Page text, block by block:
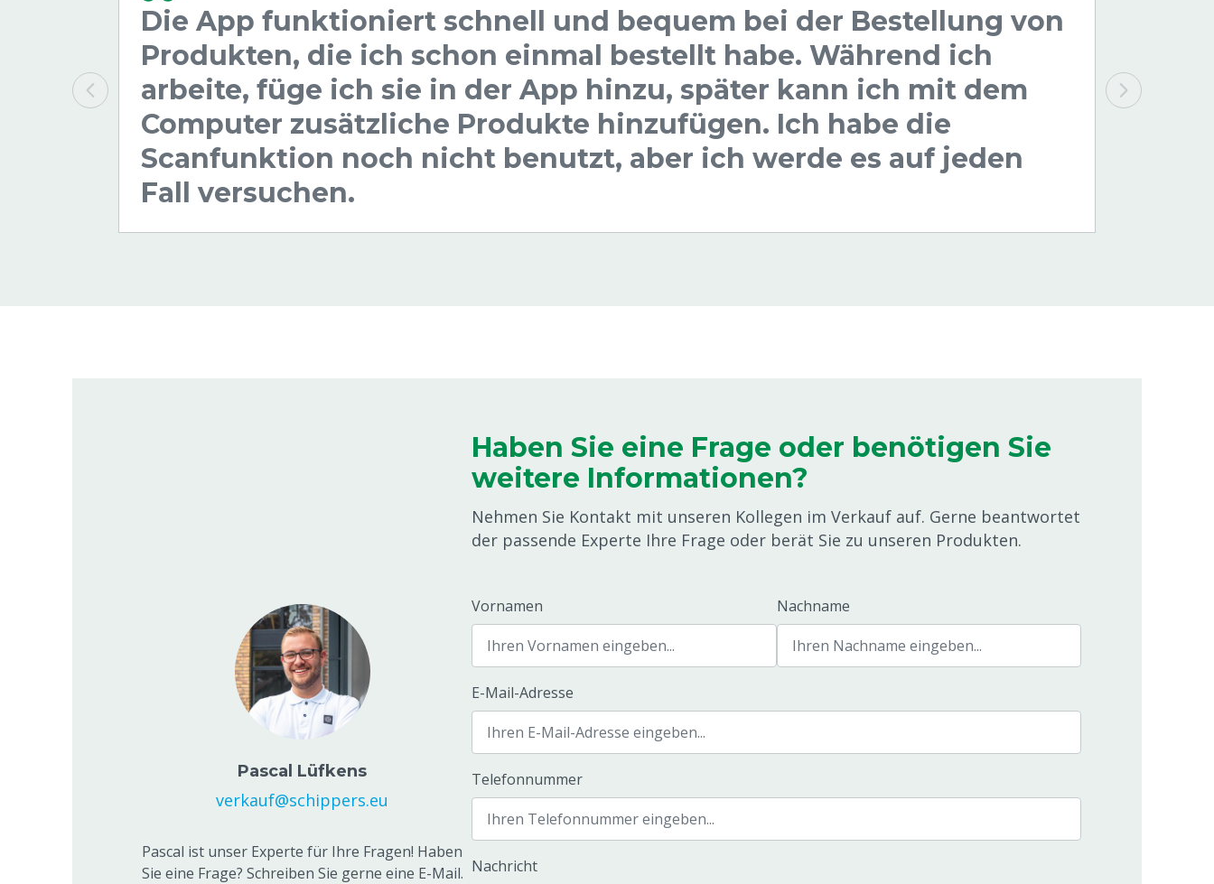
Die App funktioniert schnell und bequem bei der Bestellung von
Produkten, die ich schon einmal bestellt habe. Während ich
arbeite, füge ich sie in der App hinzu, später kann ich mit dem
Computer zusätzliche Produkte hinzufügen. Ich habe die
Scanfunktion noch nicht benutzt, aber ich werde es auf jeden
Fall versuchen.
Pascal Lüfkens
verkauf@schippers.eu
Pascal ist unser Experte für Ihre Fragen! Haben
Sie eine Frage? Schreiben Sie gerne eine E-Mail.
Haben Sie eine Frage oder benötigen Sie
weitere Informationen?
Nehmen Sie Kontakt mit unseren Kollegen im Verkauf auf. Gerne beantwortet
der passende Experte Ihre Frage oder berät Sie zu unseren Produkten.
Vornamen Nachname
E-Mail-Adresse
Telefonnummer
Nachricht